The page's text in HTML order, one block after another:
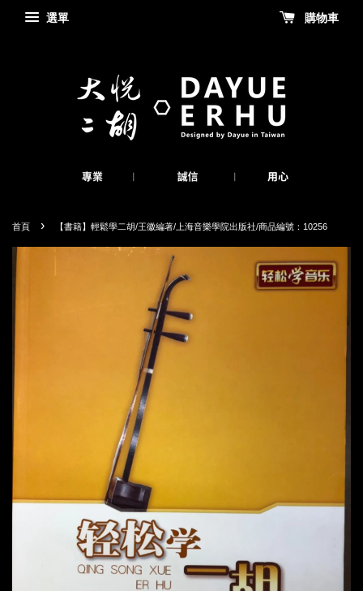
選單 購物車
首頁 › 【書籍】輕鬆學二胡/王徽編著/上海音樂學院出版社/商品編號：10256